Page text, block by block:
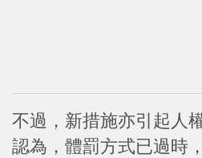
不過，新措施亦引起人
認為，體罰方式已過時